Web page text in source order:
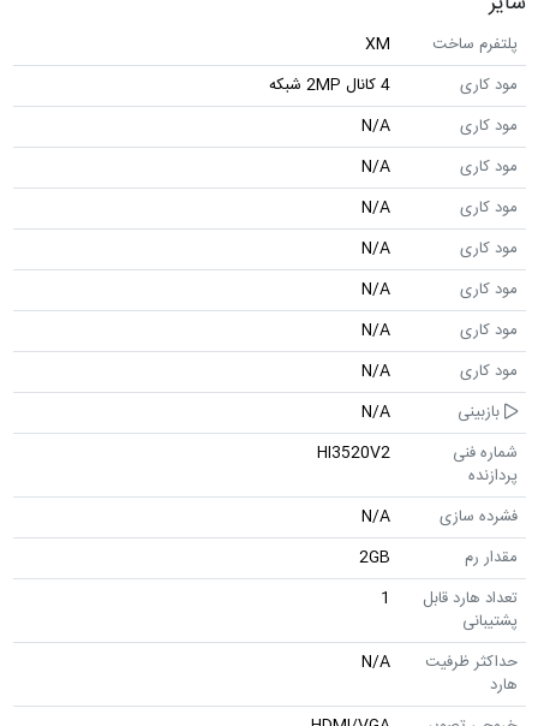
پلتفرم ساخت
XM
مود کاری
4 کانال 2MP شبکه
مود کاری
N/A
مود کاری
N/A
مود کاری
N/A
مود کاری
N/A
مود کاری
N/A
مود کاری
N/A
مود کاری
N/A
بازبینی
N/A
شماره فنی
پردازنده
HI3520V2
فشرده سازی
N/A
مقدار رم
2GB
تعداد هارد قابل
پشتیبانی
1
حداکثر ظرفیت
هارد
N/A